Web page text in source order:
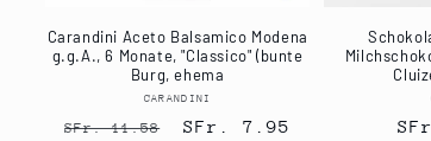
Carandini Aceto Balsamico Modena
g.g.A., 6 Monate, "Classico" (bunte
Burg, ehema
Anbieter:
CARANDINI
Normaler
SFr. 11.58 Verkaufspreis
SFr. 7.95